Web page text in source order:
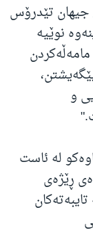
جیهان تێدرۆس
نوێیە
و
لە ئاست
ڕێژەی